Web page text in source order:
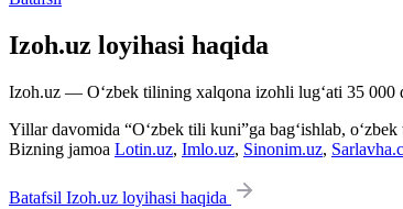
Izoh.uz loyihasi haqida
Izoh.uz — O‘zbek tilining xalqona izohli lug‘ati 35 000
Yillar davomida “O‘zbek tili kuni”ga bag‘ishlab,
Bizning jamoa Lotin.uz, Imlo.uz, Sinonim.uz,
Batafsil Izoh.uz loyihasi haqida